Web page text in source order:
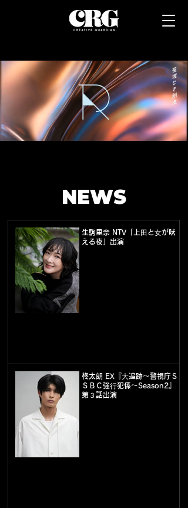
NEWS
生駒里奈 NTV「上⽥と⼥が吠
える夜」出演
柊太朗 EX『⼤追跡〜警視庁Ｓ
ＳＢＣ強⾏犯係〜Season2』
第３話出演